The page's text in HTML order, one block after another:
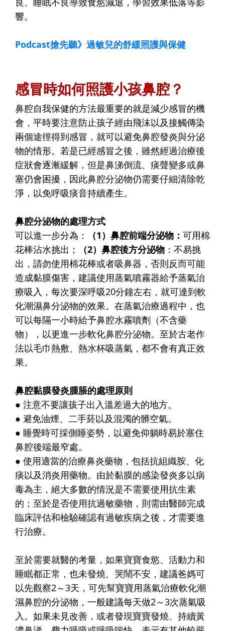
響。
Podcast搶先聽》過敏兒的舒緩照護與保健
感冒時如何照護小孩鼻腔？
鼻腔自我保健的方法最重要的就是減少感冒的機
會，平時要注意防止孩子經由飛沫以及接觸傳染
兩個途徑得到感冒，就可以避免鼻腔發炎與分泌
物的情形。若是已經感冒之後，雖然經過治療後
症狀會逐漸緩解，但是鼻涕倒流、痰聲變多或鼻
塞仍會困擾，因此鼻腔分泌物仍需要仔細清除乾
淨，以免呼吸痰音持續產生。
鼻腔分泌物的處理方式
可以進一步分為：
（1）鼻腔前端分泌物： 可用棉
花棒沾水挑出；
（2）鼻腔後方分泌物 ：不易挑
出，請勿使用棉花棒或者吸鼻器，否則反而可能
造成黏膜傷害，建議使用蒸氣噴霧器給予蒸氣治
療吸入，每次要深呼吸20分鐘左右，就可達到軟
化潮濕鼻分泌物的效果。在蒸氣治療過程中，也
可以每隔一小時給予鼻腔水霧噴劑（不含藥
物），以更進一步軟化鼻腔分泌物。至於古老作
法以毛巾熱敷、熱水杯吸蒸氣，都不會有真正效
果。
鼻腔黏膜發炎腫脹的處理原則
● 注意不要讓孩子出入溫差過大的地方。
● 避免油煙、二手菸以及混濁的髒空氣。
● 睡覺時可採側睡姿勢，以避免仰躺時易於塞住
鼻腔後端最窄處。
● 使用適當的治療鼻炎藥物，包括抗組織胺、化
痰以及消炎用藥物。由於黏膜的感染發炎多以病
毒為主，絕大多數的情況是不需要使用抗生素
的；至於是否使用抗過敏藥物，則需由醫師完成
臨床評估和檢驗確認有過敏疾病之後，才需要進
行治療。
至於需要就醫的考量，如果寶寶食慾、活動力和
睡眠都正常，也未發燒、哭鬧不安，建議爸媽可
以先觀察2～3天，可先幫寶寶用蒸氣治療軟化潮
濕鼻腔的分泌物，一般建議每天做2～3次蒸氣吸
入。如果未見改善，或者發現寶寶發燒、持續黃